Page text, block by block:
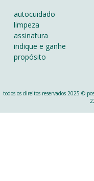
autocuidado
limpeza
assinatura
indique e ganhe
propósito
todos os direitos reservados 2025 ©